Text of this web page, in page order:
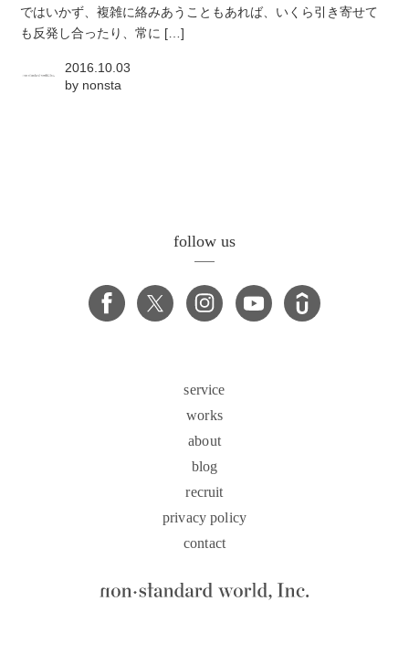
ではいかず、複雑に絡みあうこともあれば、いくら引き寄せて
も反発し合ったり、常に […]
2016.10.03
by nonsta
follow us
service
works
about
blog
recruit
privacy policy
contact